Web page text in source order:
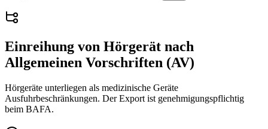
Einreihung von Hörgerät nach
Allgemeinen Vorschriften (AV)
Hörgeräte unterliegen als medizinische Geräte
Ausfuhrbeschränkungen. Der Export ist genehmigungspflichtig
beim BAFA.